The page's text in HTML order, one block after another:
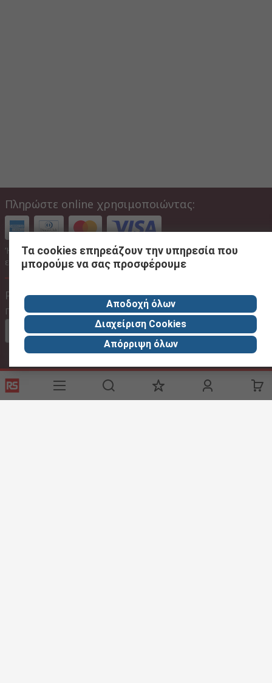
Πληρώστε online χρησιμοποιώντας:
Ή επιλέξτε να πληρώσετε αργότερα μέσω τραπεζικού
εμβάσματος
Ρυθμίσεις Ιστότοπου
Γλώσσα
Στα ελληνικα
Χωρίς Φ.Π.Α Με Φ.Π.Α Με Φ.Π.Α
Τα cookies επηρεάζουν την υπηρεσία που
μπορούμε να σας προσφέρουμε
Αποδοχή όλων
Διαχείριση Cookies
Απόρριψη όλων